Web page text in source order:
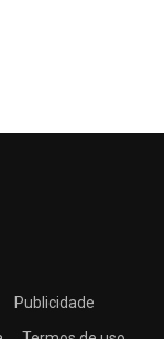
Publicidade